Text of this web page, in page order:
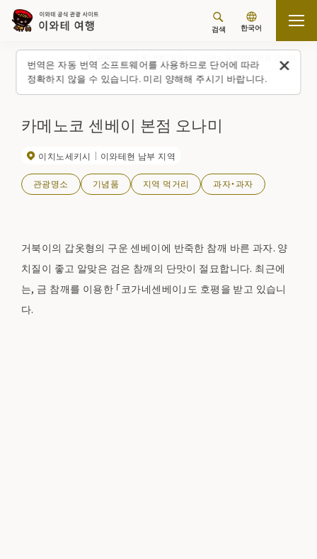
번역은 자동 번역 소프트웨어를 사용하므로 단어에 따라
정확하지 않을 수 있습니다. 미리 양해해 주시기 바랍니다.
검색 한국어
카메노코 센베이 본점 오나미
이치노세키시 이와테현 남부 지역
관광명소 기념품 지역 먹거리 과자・과자
거북이의 갑옷형의 구운 센베이에 반죽한 참깨 바른 과자. 양
치질이 좋고 알맞은 검은 참깨의 단맛이 절묘합니다. 최근에
는, 금 참깨를 이용한 「코가네센베이」도 호평을 받고 있습니
다.